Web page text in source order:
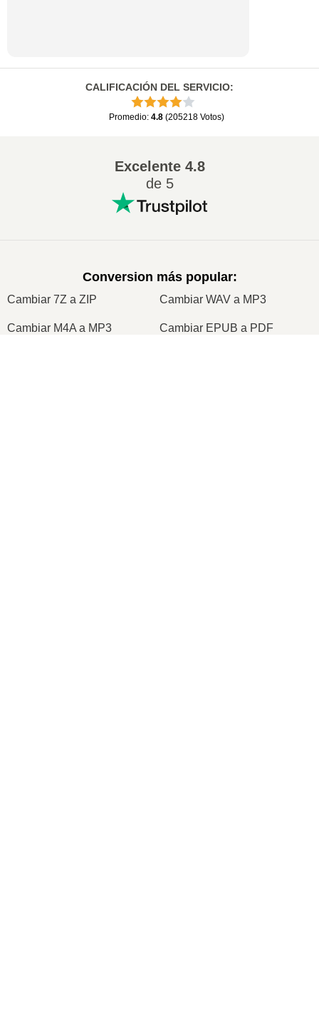
CALIFICACIÓN DEL SERVICIO:
Promedio: 4.8 (205218 Votos)
Excelente4.8
de 5
Conversion más popular:
Cambiar 7Z a ZIP Cambiar WAV a MP3
Cambiar M4A a MP3 Cambiar EPUB a PDF